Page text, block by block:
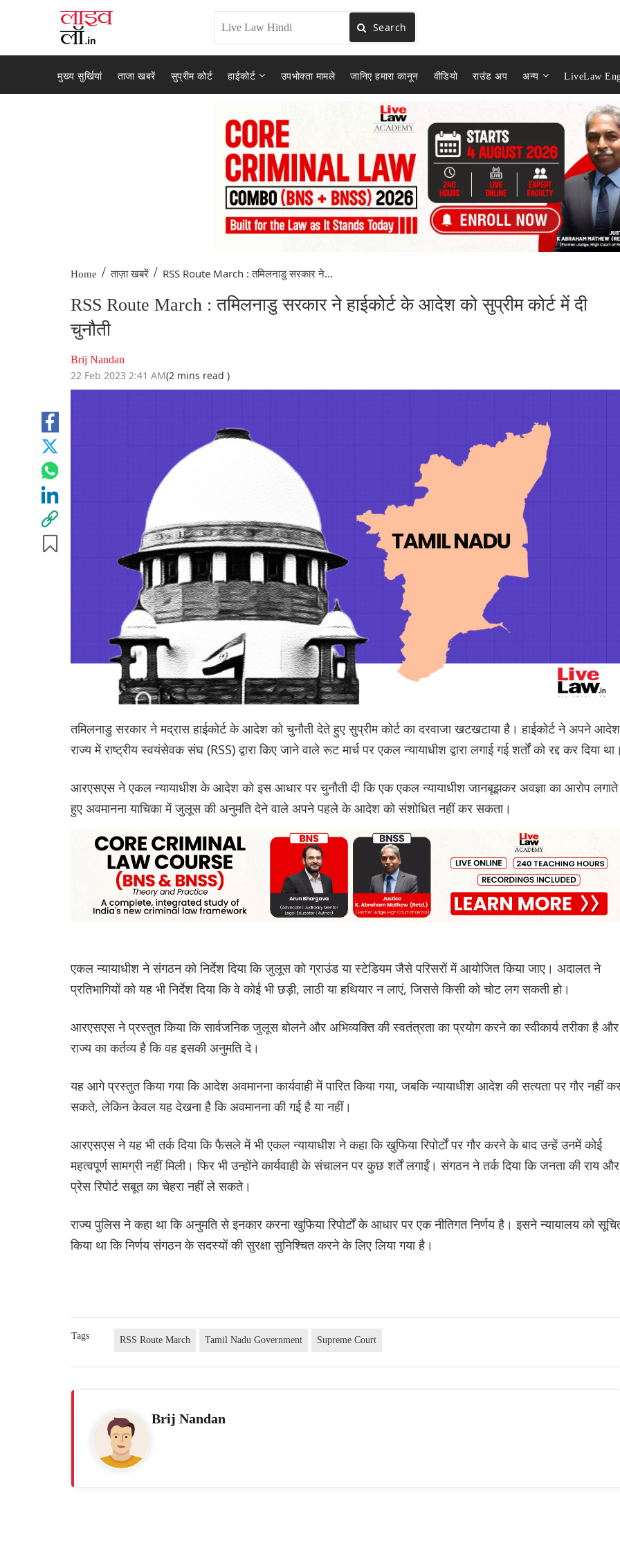
Search
मुख्य सुर्खियां ताजा खबरें सुप्रीम कोर्ट हाईकोर्ट उपभोक्ता मामले जानिए हमारा कानून वीडियो राउंड अप अन्य LiveLaw
Home / ताज़ा खबरें / RSS Route March : तमिलनाडु सरकार ने...
RSS Route March : तमिलनाडु सरकार ने हाईकोर्ट के आदेश को सुप्रीम कोर्ट में दी
चुनौती
Brij Nandan
22 Feb 2023 2:41 AM(2 mins read )
तमिलनाडु सरकार ने मद्रास हाईकोर्ट के आदेश को चुनौती देते हुए सुप्रीम कोर्ट का दरवाजा खटखटाया है। हाईकोर्ट ने अपने
राज्य में राष्ट्रीय स्वयंसेवक संघ (RSS) द्वारा किए जाने वाले रूट मार्च पर एकल न्यायाधीश द्वारा लगाई गई शर्तों को रद्द कर दिया
आरएसएस ने एकल न्यायाधीश के आदेश को इस आधार पर चुनौती दी कि एक एकल न्यायाधीश जानबूझकर अवज्ञा का आरोप लगाते
हुए अवमानना याचिका में जुलूस की अनुमति देने वाले अपने पहले के आदेश को संशोधित नहीं कर सकता।
एकल न्यायाधीश ने संगठन को निर्देश दिया कि जुलूस को ग्राउंड या स्टेडियम जैसे परिसरों में आयोजित किया जाए। अदालत ने
प्रतिभागियों को यह भी निर्देश दिया कि वे कोई भी छड़ी, लाठी या हथियार न लाएं, जिससे किसी को चोट लग सकती हो।
आरएसएस ने प्रस्तुत किया कि सार्वजनिक जुलूस बोलने और अभिव्यक्ति की स्वतंत्रता का प्रयोग करने का स्वीकार्य तरीका है और
राज्य का कर्तव्य है कि वह इसकी अनुमति दे।
यह आगे प्रस्तुत किया गया कि आदेश अवमानना कार्यवाही में पारित किया गया, जबकि न्यायाधीश आदेश की सत्यता पर गौर नहीं
सकते, लेकिन केवल यह देखना है कि अवमानना की गई है या नहीं।
आरएसएस ने यह भी तर्क दिया कि फैसले में भी एकल न्यायाधीश ने कहा कि खुफिया रिपोर्टों पर गौर करने के बाद उन्हें उनमें कोई
महत्वपूर्ण सामग्री नहीं मिली। फिर भी उन्होंने कार्यवाही के संचालन पर कुछ शर्तें लगाईं। संगठन ने तर्क दिया कि जनता की राय और
प्रेस रिपोर्ट सबूत का चेहरा नहीं ले सकते।
राज्य पुलिस ने कहा था कि अनुमति से इनकार करना खुफिया रिपोर्टों के आधार पर एक नीतिगत निर्णय है। इसने न्यायालय को
किया था कि निर्णय संगठन के सदस्यों की सुरक्षा सुनिश्चित करने के लिए लिया गया है।
Tags RSS Route March Tamil Nadu Government Supreme Court
Brij Nandan